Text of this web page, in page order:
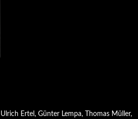
Ertel, Günter Lempa, Thomas Müller,